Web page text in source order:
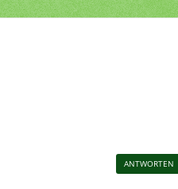
ANTWORTEN